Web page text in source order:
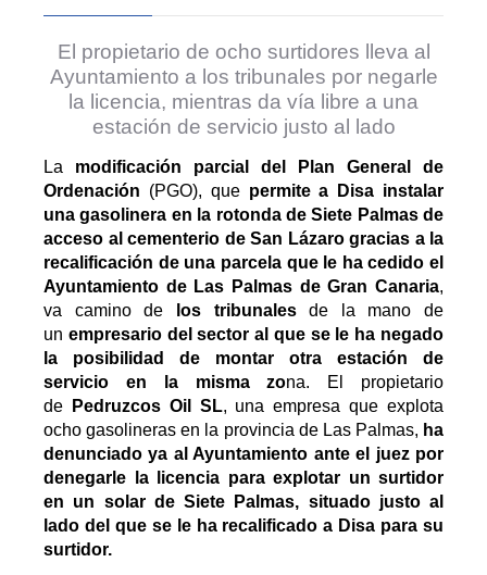
El propietario de ocho surtidores lleva al
Ayuntamiento a los tribunales por negarle
la licencia, mientras da vía libre a una
estación de servicio justo al lado
La modificación parcial del Plan General de
Ordenación (PGO), quepermite a Disa instalar
una gasolinera en la rotonda de Siete Palmas de
acceso al cementerio de San Lázaro gracias a la
recalificación de una parcela que le ha cedido el
Ayuntamiento de Las Palmas de Gran Canaria,
va camino de
los tribunalesde la mano de
un empresario del sector al que se le ha negado
la posibilidad de montar otra estación de
servicio en la misma zona. El propietario
de
Pedruzcos Oil SL, una empresa que explota
ocho gasolineras en la provincia de Las Palmas, ha
denunciado ya al Ayuntamiento ante el juez por
denegarle la licencia para explotar un surtidor
en un solar de Siete Palmas, situado justo al
lado del que se le ha recalificado a Disa para su
surtidor.